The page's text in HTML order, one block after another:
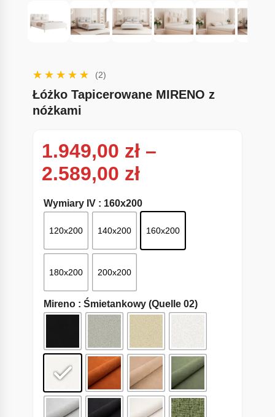
(2)
Łóżko Tapicerowane MIRENO z
nóżkami
1.949,00 zł –
2.589,00 złZakres cen:
Wymiary IV : 160x200
120x200 140x200 160x200
180x200 200x200
Mireno : Śmietankowy (Quelle 02)